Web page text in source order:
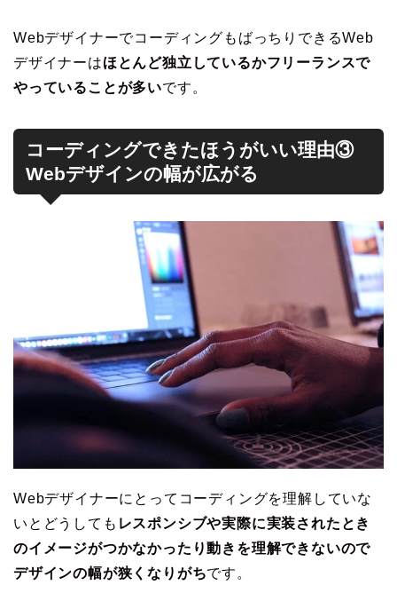
WebデザイナーでコーディングもばっちりできるWeb
デザイナーはほとんど独立しているかフリーランスで
やっていることが多いです。
コーディングできたほうがいい理由③
Webデザインの幅が広がる
Webデザイナーにとってコーディングを理解していな
いとどうしても レスポンシブや実際に実装されたとき
のイメージがつかなかったり動きを理解できないので
デザインの幅が狭くなりがちです。